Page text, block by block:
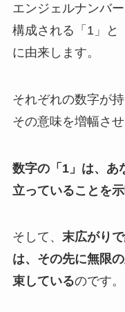
エンジェルナンバ
構成される「1」と
に由来します。
それぞれの数字が
その意味を増幅させ
数字の「1」は、あ
立っていることを示
そして、 末広がり
は、その先に無限
束しているのです。